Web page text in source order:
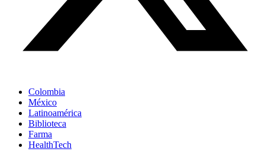
Colombia
México
Latinoamérica
Biblioteca
Farma
HealthTech